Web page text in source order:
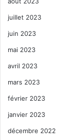
juillet 2023
juin 2023
mai 2023
avril 2023
mars 2023
février 2023
janvier 2023
décembre 2022